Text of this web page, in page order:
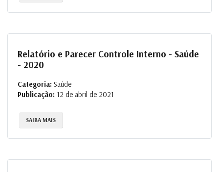
Relatório e Parecer Controle Interno - Saúde
- 2020
Categoria: Saúde
Publicação: 12 de abril de 2021
SAIBA MAIS